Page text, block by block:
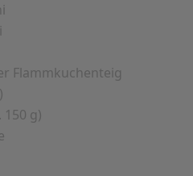
Flammkuchenteig
150 g)